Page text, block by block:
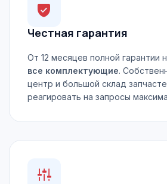
Честная гарантия
От 12 месяцев полной гарантии
все комплектующие.
центр и большой склад
реагировать на запросы